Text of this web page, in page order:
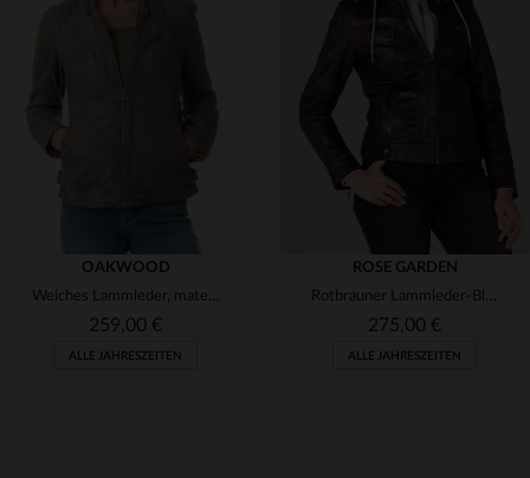
VERFÜGBARE GRÖSSEN
OAKWOOD
Weiches Lammleder, matelassierte Schultern - perfekt für jeden Tag.
259,00 €
ALLE JAHRESZEITEN
ROSE GARDEN
Rotbrauner Lammleder-Blouson mit abnehmbarer Kapuze - Motorrad-Stil.
275,00 €
ALLE JAHRESZEITEN